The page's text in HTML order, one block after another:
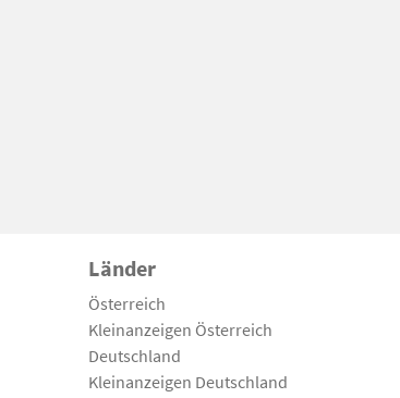
Länder
Österreich
Kleinanzeigen Österreich
Deutschland
Kleinanzeigen Deutschland